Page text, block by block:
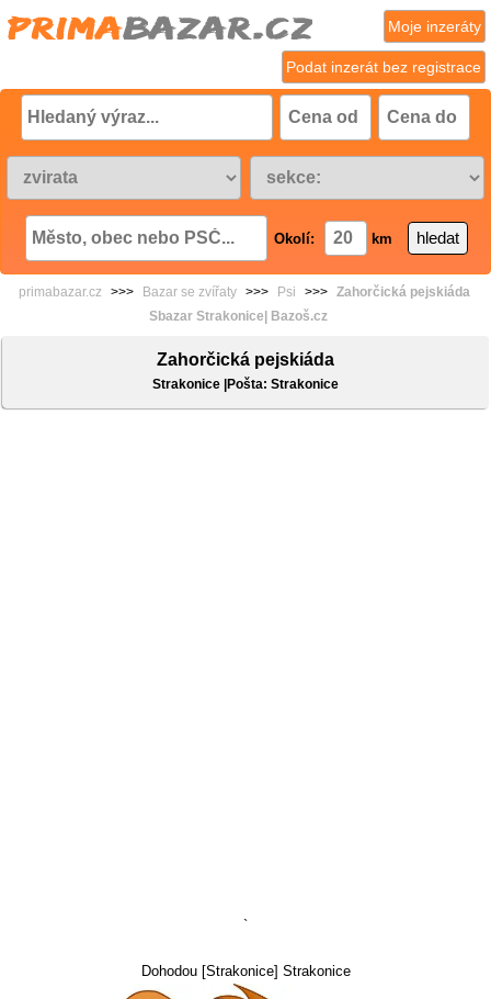
Podat inzerát bez registrace
Moje inzeráty
Okolí: km
primabazar.cz >>> Bazar se zvířaty >>> Psi >>> Zahorčická pejskiáda
Sbazar Strakonice| Bazoš.cz
Zahorčická pejskiáda
Strakonice |Pošta: Strakonice
`
Dohodou [Strakonice] Strakonice